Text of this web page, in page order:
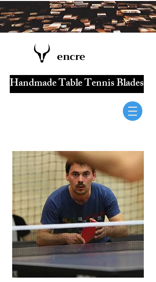
encre
Handmade Table Tennis Blades